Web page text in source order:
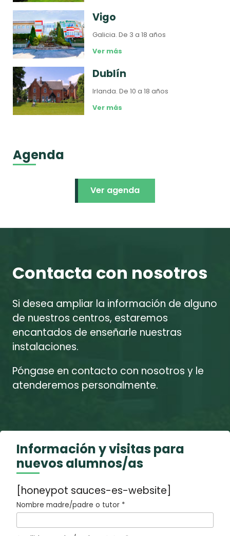
Vigo
Galicia.De 3 a 18 años
Ver más
Dublín
Irlanda.De 10 a 18 años
Ver más
Agenda
Ver agenda
Contacta con nosotros
Si desea ampliar la información de alguno
de nuestros centros, estaremos
encantados de enseñarle nuestras
instalaciones.
Póngase en contacto con nosotros y le
atenderemos personalmente.
Información y visitas para
nuevos alumnos/as
[honeypot sauces-es-website]
Nombre madre/padre o tutor *